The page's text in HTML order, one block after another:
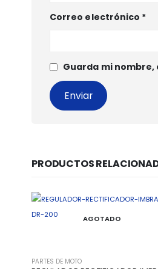
Correo electrónico *
Guarda mi
PRODUCTOS
AGOTADO
PARTES DE MOTO